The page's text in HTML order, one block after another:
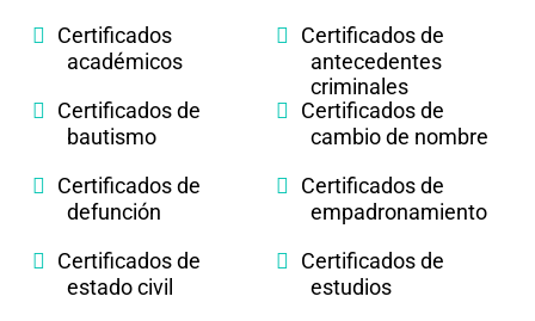
Certificados
académicos
Certificados de
antecedentes
criminales
Certificados de
bautismo
Certificados de
cambio de nombre
Certificados de
defunción
Certificados de
empadronamiento
Certificados de
estado civil
Certificados de
estudios